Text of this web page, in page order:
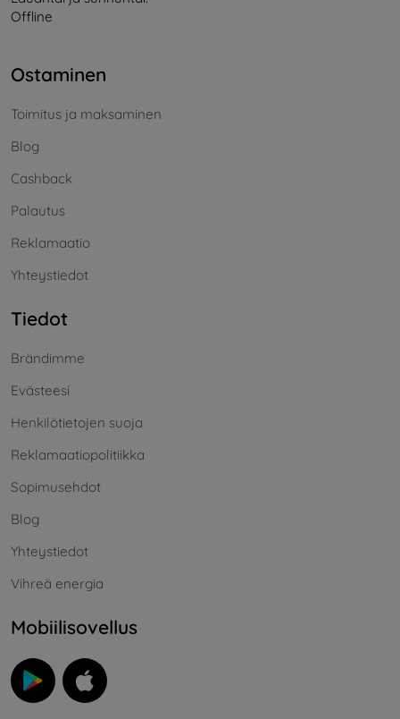
Offline
Ostaminen
Toimitus ja maksaminen
Blog
Cashback
Palautus
Reklamaatio
Yhteystiedot
Tiedot
Brändimme
Evästeesi
Henkilötietojen suoja
Reklamaatiopolitiikka
Sopimusehdot
Blog
Yhteystiedot
Vihreä energia
Mobiilisovellus